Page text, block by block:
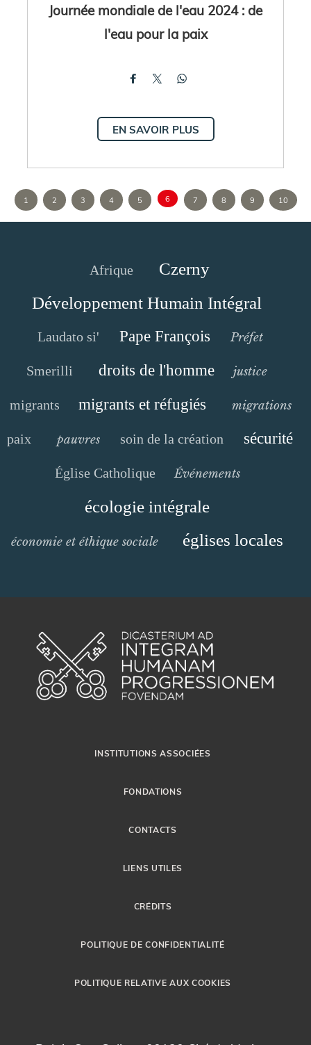
Journée mondiale de l'eau 2024 : de
l'eau pour la paix
EN SAVOIR PLUS
1 2 3 4 5 6 7 8 9 10
Afrique
Czerny
Développement Humain Intégral
Laudato si' Pape François Préfet
Smerilli droits de l'homme justice
migrants migrants et réfugiés migrations
paix pauvres soin de la création sécurité
Église Catholique Événements
écologie intégrale
économie et éthique sociale églises locales
INSTITUTIONS ASSOCIÉES
FONDATIONS
CONTACTS
LIENS UTILES
CRÉDITS
POLITIQUE DE CONFIDENTIALITÉ
POLITIQUE RELATIVE AUX COOKIES